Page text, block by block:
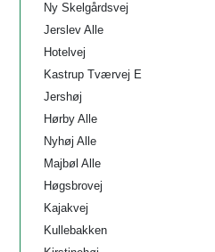
Ny Skelgårdsvej
Jerslev Alle
Hotelvej
Kastrup Tværvej E
Jershøj
Hørby Alle
Nyhøj Alle
Majbøl Alle
Høgsbrovej
Kajakvej
Kullebakken